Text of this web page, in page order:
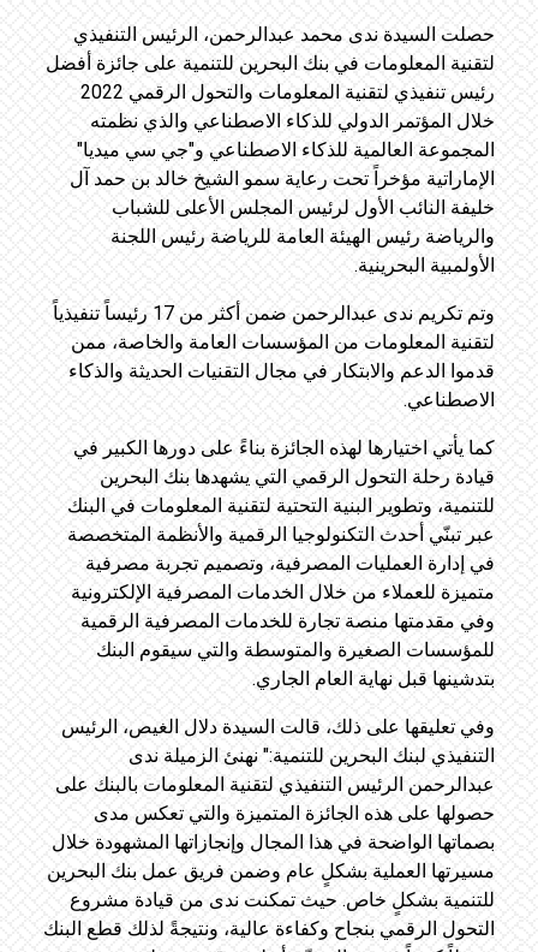
حصلت السيدة ندى محمد عبدالرحمن، الرئيس التنفيذي
لتقنية المعلومات في بنك البحرين للتنمية على جائزة أفضل
رئيس تنفيذي لتقنية المعلومات والتحول الرقمي 2022
خلال المؤتمر الدولي للذكاء الاصطناعي والذي نظمته
المجموعة العالمية للذكاء الاصطناعي و"جي سي ميديا"
الإماراتية مؤخراً تحت رعاية سمو الشيخ خالد بن حمد آل
خليفة النائب الأول لرئيس المجلس الأعلى للشباب
والرياضة رئيس الهيئة العامة للرياضة رئيس اللجنة
الأولمبية البحرينية.
وتم تكريم ندى عبدالرحمن ضمن أكثر من 17 رئيساً تنفيذياً
لتقنية المعلومات من المؤسسات العامة والخاصة، ممن
قدموا الدعم والابتكار في مجال التقنيات الحديثة والذكاء
الاصطناعي.
كما يأتي اختيارها لهذه الجائزة بناءً على دورها الكبير في
قيادة رحلة التحول الرقمي التي يشهدها بنك البحرين
للتنمية، وتطوير البنية التحتية لتقنية المعلومات في البنك
عبر تبنّي أحدث التكنولوجيا الرقمية والأنظمة المتخصصة
في إدارة العمليات المصرفية، وتصميم تجربة مصرفية
متميزة للعملاء من خلال الخدمات المصرفية الإلكترونية
وفي مقدمتها منصة تجارة للخدمات المصرفية الرقمية
للمؤسسات الصغيرة والمتوسطة والتي سيقوم البنك
بتدشينها قبل نهاية العام الجاري.
وفي تعليقها على ذلك، قالت السيدة دلال الغيص، الرئيس
التنفيذي لبنك البحرين للتنمية:" نهنئ الزميلة ندى
عبدالرحمن الرئيس التنفيذي لتقنية المعلومات بالبنك على
حصولها على هذه الجائزة المتميزة والتي تعكس مدى
بصماتها الواضحة في هذا المجال وإنجازاتها المشهودة خلال
مسيرتها العملية بشكلٍ عام وضمن فريق عمل بنك البحرين
للتنمية بشكلٍ خاص. حيث تمكنت ندى من قيادة مشروع
التحول الرقمي بنجاح وكفاءة عالية، ونتيجةً لذلك قطع البنك